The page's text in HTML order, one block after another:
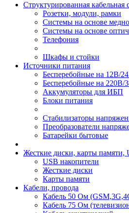
Структурированная кабельная
Розетки, модули, рамки
Системы на основе
Системы на основе
Телефония
Шкафы и стойки
Источники питания
Бесперебойные на 12В/
Бесперебойные на 220В/
Аккумуляторы для ИБП
Блоки питания
Стабилизаторы
Преобразователи
Батарейки бытовые
Жесткие диски, карты памяти,
USB накопители
Жесткие диски
Карты памяти
Кабели, провода
Кабель 50 Ом
Кабель 75 Ом